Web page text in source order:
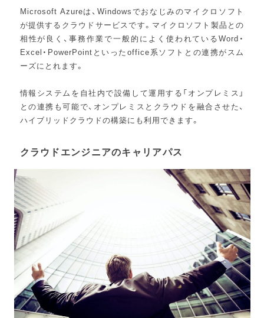
Microsoft Azureは、Windowsでおなじみのマイクロソフト
が提供するクラウドサービスです。マイクロソフト製品との
相性が良く、事務作業で一般的によく使われているWord・
Excel・PowerPointといったoffice系ソフトとの連携がスム
ーズにとれます。
情報システムを自社内で設備して運用する「オンプレミス」
との連携も可能で、オンプレミスとクラウドを融合させた、
ハイブリッドクラウドの構築にも利用できます。
クラウドエンジニアのキャリアパス